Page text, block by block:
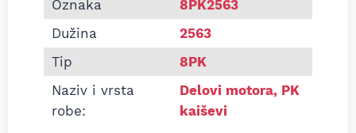
Oznaka
8PK2563
Dužina
2563
Tip
8PK
Naziv i vrsta
robe:
Delovi motora, PK
kaiševi